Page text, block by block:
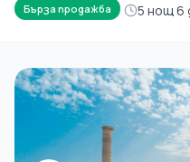
Бърза продажба 5 нощ 6